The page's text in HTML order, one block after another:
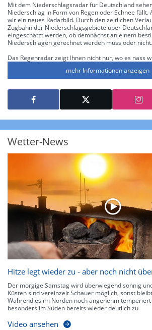
Mit dem Niederschlagsradar für Deutschland
Niederschlag in Form von Regen oder Schnee
wir ein neues Radarbild. Durch den zeitlichen
Zugbahn der Niederschlagsgebiete über
eingeschätzt werden, ob demnächst an einem
Niederschlägen gerechnet werden muss oder nicht.
Das Regenradar zeigt Ihnen nicht nur, wo es nass
die Niederschlagsintensität. Diese bezieht sich laut
jeweils auf die Niederschlagsmenge in l/m² pro
Schneefall. Die 6 Stufen sind wie folgt gegliedert:
symbolisieren leichte bis mäßige Regen- bzw.
Intensität bis 8.1 l/m² pro Stunde. Dunkelblau
starke Niederschläge bis 35 l/m² pro Stunde. Hier
auftreten. Extreme bzw. unwetterartige
über 150 l/m² pro Stunde an. Solche
Neben der Niederschlagsintensität kann auch die
Niederschlagsgebiete und damit die
werden. Neben der 5-minütigen Radaraufzeichnung
Niederschlagsprognose
für die nächsten 2
wann und wo in Deutschland mit Regen oder
kennen zu jeder Zeit den genauen Verlauf einer
mehr Informationen anzeigen
Wetter-News
Hitze legt wieder zu - aber noch nicht
Der morgige Samstag wird überwiegend sonnig
Küsten sind vereinzelt Schauer möglich, sonst
Während es im Norden noch angenehm
besonders im Süden bereits wieder deutlich zu
Video ansehen